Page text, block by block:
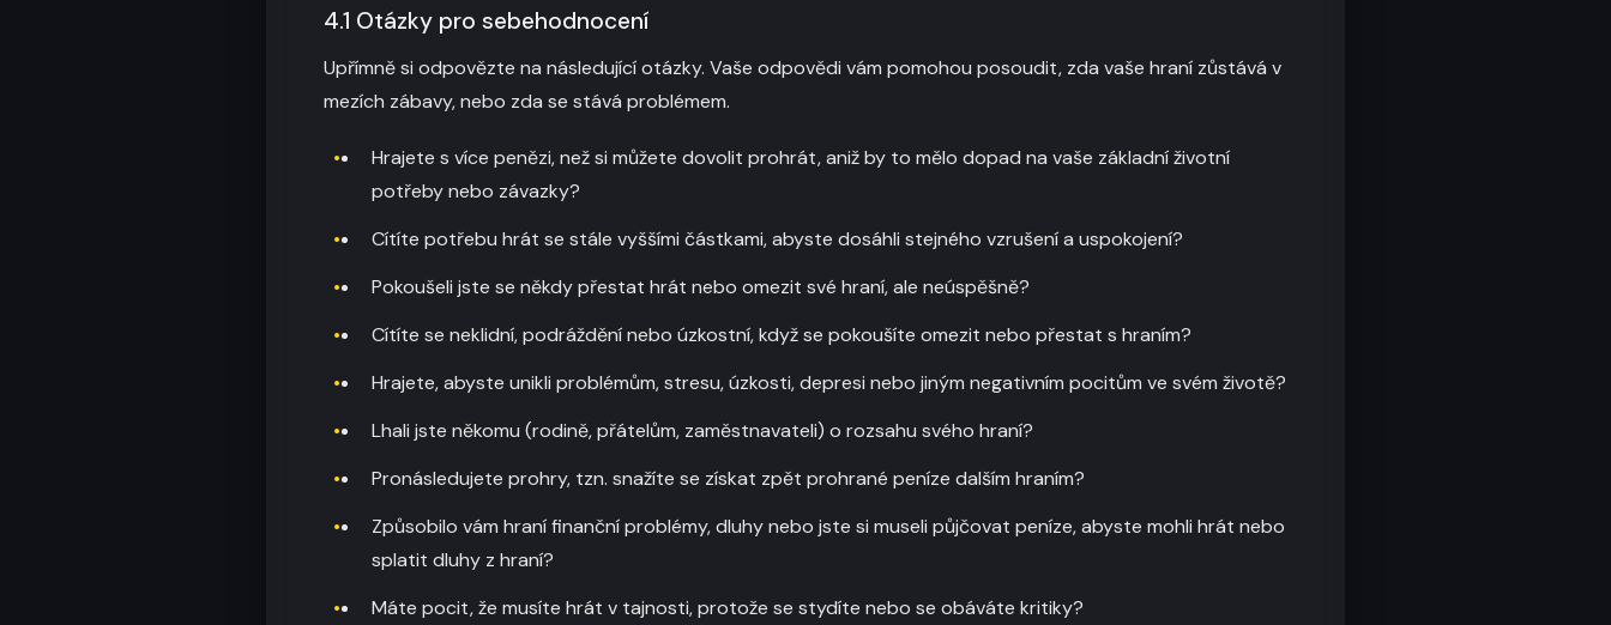
4.1 Otázky pro sebehodnocení
Upřímně si odpovězte na následující otázky. Vaše odpovědi vám pomohou posoudit, zda vaše hraní zůstává v
mezích zábavy, nebo zda se stává problémem.
Hrajete s více penězi, než si můžete dovolit prohrát, aniž by to mělo dopad na vaše základní životní
potřeby nebo závazky?
Cítíte potřebu hrát se stále vyššími částkami, abyste dosáhli stejného vzrušení a uspokojení?
Pokoušeli jste se někdy přestat hrát nebo omezit své hraní, ale neúspěšně?
Cítíte se neklidní, podráždění nebo úzkostní, když se pokoušíte omezit nebo přestat s hraním?
Hrajete, abyste unikli problémům, stresu, úzkosti, depresi nebo jiným negativním pocitům ve svém životě?
Lhali jste někomu (rodině, přátelům, zaměstnavateli) o rozsahu svého hraní?
Pronásledujete prohry, tzn. snažíte se získat zpět prohrané peníze dalším hraním?
Způsobilo vám hraní finanční problémy, dluhy nebo jste si museli půjčovat peníze, abyste mohli hrát nebo
splatit dluhy z hraní?
Máte pocit, že musíte hrát v tajnosti, protože se stydíte nebo se obáváte kritiky?